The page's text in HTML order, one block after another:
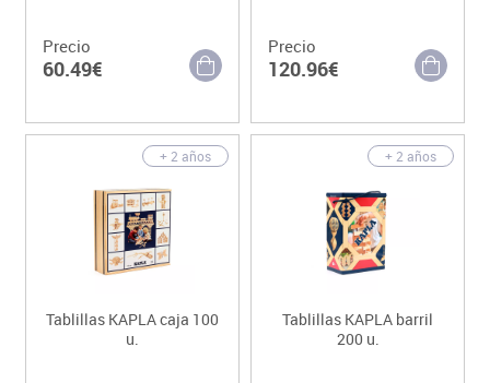
Precio
60.49€
Precio
120.96€
+ 2 años
Tablillas KAPLA caja 100
u.
+ 2 años
Tablillas KAPLA barril
200 u.